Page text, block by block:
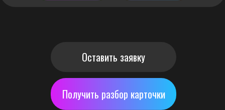
Получить разбор карточки
Оставить заявку